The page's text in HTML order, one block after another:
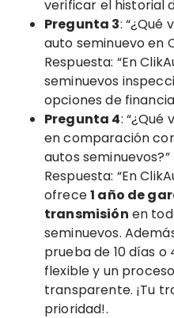
verificar el historial
Pregunta 3:
auto seminuevo en
Respuesta: “En
seminuevos
opciones de
Pregunta 4:
en comparación
autos seminuevos?”
Respuesta: “En
ofrece1 año de
transmisión en
seminuevos.
prueba de 10 días
flexible y un
transparente. ¡Tu
prioridad!.